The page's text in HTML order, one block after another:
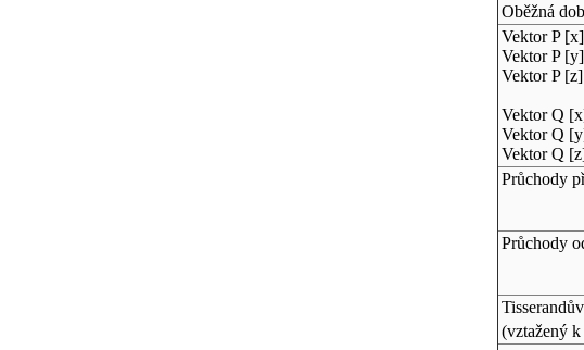
Oběžná
Vektor P [x]
Vektor P [y]
Vektor P [z]
Vektor Q
Vektor Q
Vektor Q
Průchody
Průchody
(vztažený